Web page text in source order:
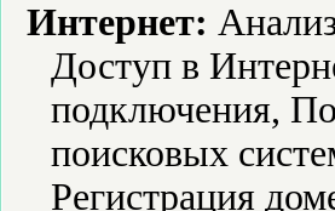
Интернет:
Доступ в
подключения,
поисковых
Регистрация